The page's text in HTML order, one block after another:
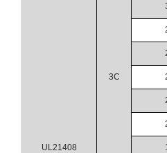
UL21408
3C